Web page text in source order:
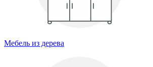
Мебель из дерева